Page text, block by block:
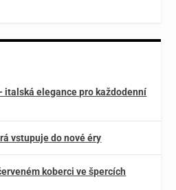
italská elegance pro každodenní
vstupuje do nové éry
koberci ve špercích